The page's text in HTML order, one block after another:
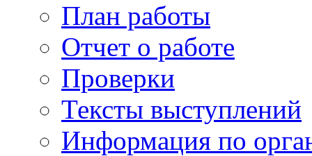
План работы
Отчет о работе
Проверки
Тексты выступлений
Информация по